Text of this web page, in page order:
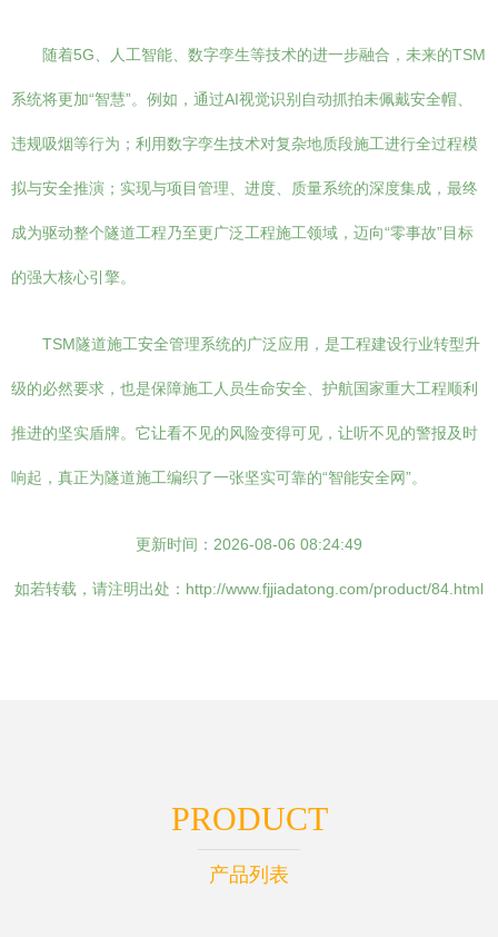
随着5G、人工智能、数字孪生等技术的进一步融合，未来的TSM
系统将更加“智慧”。例如，通过AI视觉识别自动抓拍未佩戴安全帽、
违规吸烟等行为；利用数字孪生技术对复杂地质段施工进行全过程模
拟与安全推演；实现与项目管理、进度、质量系统的深度集成，最终
成为驱动整个隧道工程乃至更广泛工程施工领域，迈向“零事故”目标
的强大核心引擎。
TSM隧道施工安全管理系统的广泛应用，是工程建设行业转型升
级的必然要求，也是保障施工人员生命安全、护航国家重大工程顺利
推进的坚实盾牌。它让看不见的风险变得可见，让听不见的警报及时
响起，真正为隧道施工编织了一张坚实可靠的“智能安全网”。
更新时间：2026-08-06 08:24:49
如若转载，请注明出处：http://www.fjjiadatong.com/product/84.html
PRODUCT
产品列表